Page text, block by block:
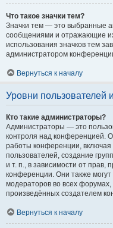
Что такое значки тем?
Значки тем — это выбранные
сообщениями и отражающие
использования значков тем
администратором
Вернуться к началу
Уровни пользователей
Кто такие администраторы?
Администраторы — это
контроля над конференцией.
работы конференции, включая
пользователей, создание
и т. п., в зависимости от прав,
конференции. Они также
модераторов во всех форумах,
произведённых создателем
Вернуться к началу